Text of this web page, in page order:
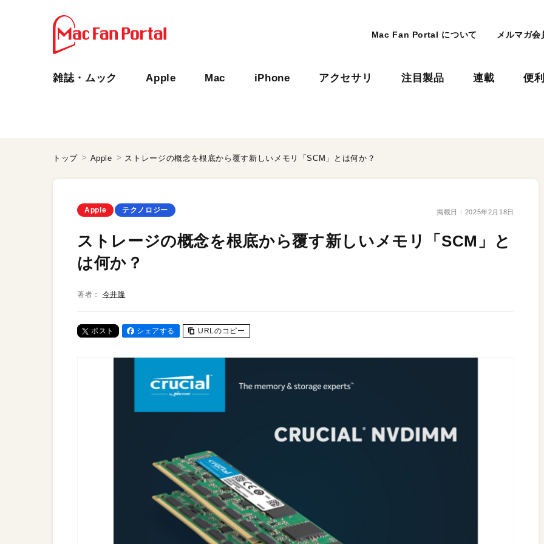
Mac Fan Portal について メルマガ会
雑誌・ムック Apple Mac iPhone アクセサリ 注目製品 連載 便
トップ Apple ストレージの概念を根底から覆す新しいメモリ「SCM」とは何か？
Apple テクノロジー 掲載日： 2025年2月18日
ストレージの概念を根底から覆す新しいメモリ「SCM」と
は何か？
著者： 今井隆
ポスト シェアする URLのコピー